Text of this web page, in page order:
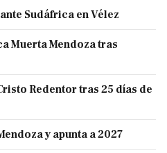
Sudáfrica en Vélez
Muerta Mendoza tras
Redentor tras 25 días de
y apunta a 2027